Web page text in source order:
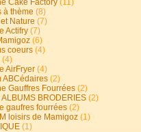
Cake Factory (11)
à thème (8)
Nature (7)
Actifry (7)
(6)
coeurs (4)
(4)
AirFryer (4)
ABCédaires (2)
Gauffres Fourrées (2)
ALBUMS BRODERIES (2)
gaufres fourrées (2)
loisirs de Mamigoz (1)
(1)